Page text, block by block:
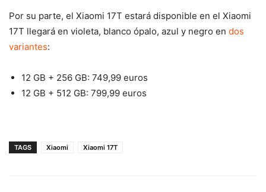
Por su parte, el Xiaomi 17T estará disponible en el Xiaomi
17T llegará en violeta, blanco ópalo, azul y negro en dos
variantes:
12 GB + 256 GB: 749,99 euros
12 GB + 512 GB: 799,99 euros
TAGS Xiaomi Xiaomi 17T